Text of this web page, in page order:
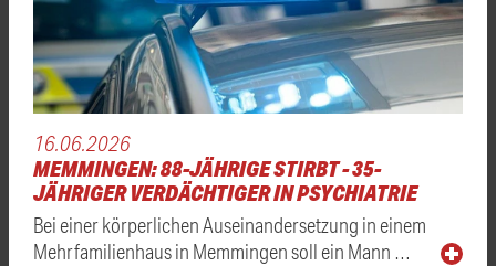
16.06.2026
MEMMINGEN: 88-JÄHRIGE STIRBT - 35-
JÄHRIGER VERDÄCHTIGER IN PSYCHIATRIE
Bei einer körperlichen Auseinandersetzung in einem
Mehrfamilienhaus in Memmingen soll ein Mann …